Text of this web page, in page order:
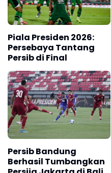
Piala Presiden 2026:
Persebaya Tantang
Persib di Final
Persib Bandung
Berhasil Tumbangkan